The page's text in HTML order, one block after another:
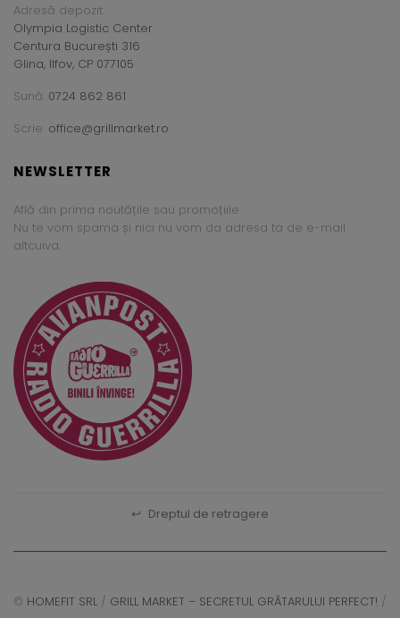
Adresă depozit:
Olympia Logistic Center
Centura București 316
Glina, Ilfov, CP 077105
Sună: 0724 862 861
Scrie: office@grillmarket.ro
NEWSLETTER
Află din prima noutățile sau promoțiile.
Nu te vom spama și nici nu vom da adresa ta de e-mail
altcuiva.
↩ Dreptul de retragere
© HOMEFIT SRL / GRILL MARKET – SECRETUL GRĂTARULUI PERFECT! /